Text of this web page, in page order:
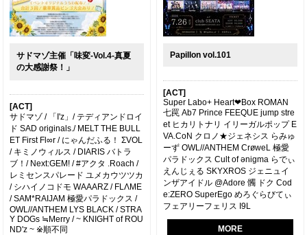
サドマゾ主催「味変-Vol.4-真夏
の大感謝祭！」
[ACT]
サドマゾ / 「I'z」/ テディアンドロイ
ド SAD originals./ MELT THE BULL
ET First Fl∞r / にゃんだふる！ ΣVOL
/ キミノウィルス / DIARIS バトラ
ブ！/ Next:GEM! / #アクタ .Roach /
レミセンスパレード ユメカウツツカ
/ シハイノコドモ WAAARZ / FLΛME
/ SAM*RAIJAM 極愛パラドックス /
OWL//ANTHEM LYS BLACK / STRA
Y DOGs ≒Merry / ~ KNIGHT of ROU
ND'z ~ ※順不同
Papillon vol.101
[ACT]
Super Labo+ Heart❤︎Box ROMAN
七罠 Ab7 Prince FEEQUE jump stre
et ヒカリトナリ イリーガルポップ E
VA.CoN クロノ★ジェネシス らみゅ
ーず OWL//ANTHEM CrøweL 極愛
パラドックス Cult of ǝnigma らでぃ
えんじぇる SKYXROS ジェニュイ
ンザアイドル @Adore 髑 ドク Cod
e:ZERO SuperEgo めろぐらびてぃ
フェアリーフェリス I9L
MORE